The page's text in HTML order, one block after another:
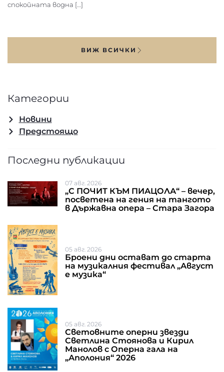
Категории
Новини
Предстоящо
Последни публикации
07 авг. 2026
„С ПОЧИТ КЪМ ПИАЦОЛА“ – вечер,
посветена на гения на тангото
в Държавна опера – Стара Загора
05 авг. 2026
Броени дни остават до старта
на музикалния фестивал „Август
е музика“
05 авг. 2026
Световните оперни звезди
Светлина Стоянова и Кирил
Манолов с Оперна гала на
„Аполония“ 2026
спокойната водна […]
ВИЖ ВСИЧКИ